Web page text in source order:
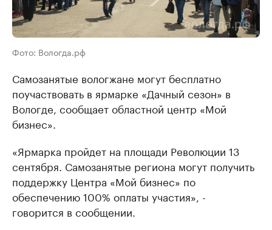
Фото: Вологда.рф
Самозанятые вологжане могут бесплатно
поучаствовать в ярмарке «Дачный сезон» в
Вологде, сообщает областной центр «Мой
бизнес».
«Ярмарка пройдет на площади Революции 13
сентября. Самозанятые региона могут получить
поддержку Центра «Мой бизнес» по
обеспечению 100% оплаты участия», -
говорится в сообщении.